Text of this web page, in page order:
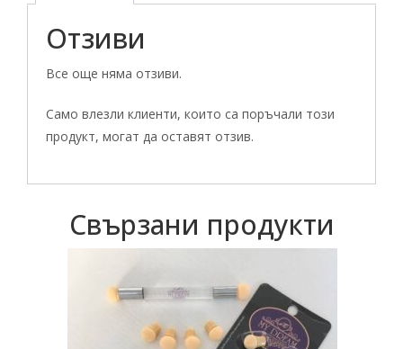
Гюмишева",
"My
Dream"
Отзиви
Все още няма отзиви.
Само влезли клиенти, които са поръчали този
продукт, могат да оставят отзив.
Свързани продукти